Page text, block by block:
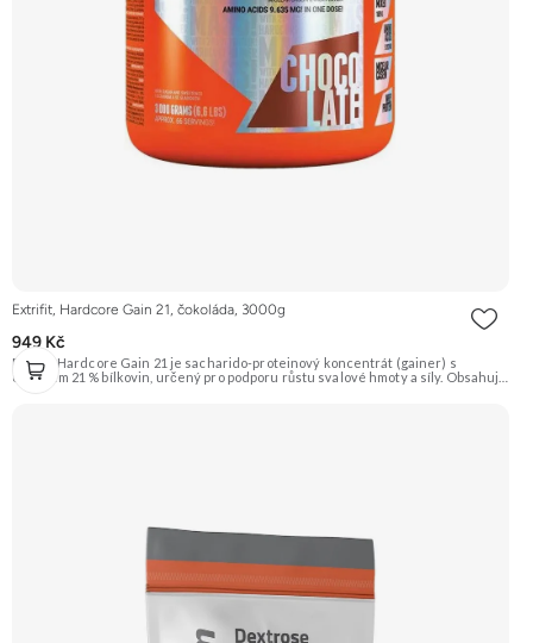
Extrifit, Hardcore Gain 21, čokoláda, 3000g
949 Kč
Extrifit Hardcore Gain 21 je sacharido-proteinový koncentrát (gainer) s
obsahem 21 % bílkovin, určený pro podporu růstu svalové hmoty a síly. Obsahuje